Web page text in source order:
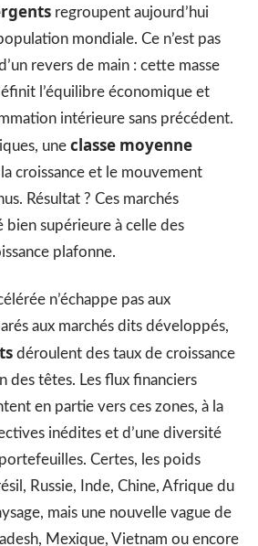
regroupent aujourd’hui
mondiale. Ce n’est pas
revers de main : cette masse
l’équilibre économique et
intérieure sans précédent.
une classe moyenne
croissance et le mouvement
Résultat ? Ces marchés
supérieure à celle des
plafonne.
n’échappe pas aux
aux marchés dits développés,
déroulent des taux de croissance
des têtes. Les flux financiers
en partie vers ces zones, à la
inédites et d’une diversité
Certes, les poids
Russie, Inde, Chine, Afrique du
mais une nouvelle vague de
Mexique, Vietnam ou encore